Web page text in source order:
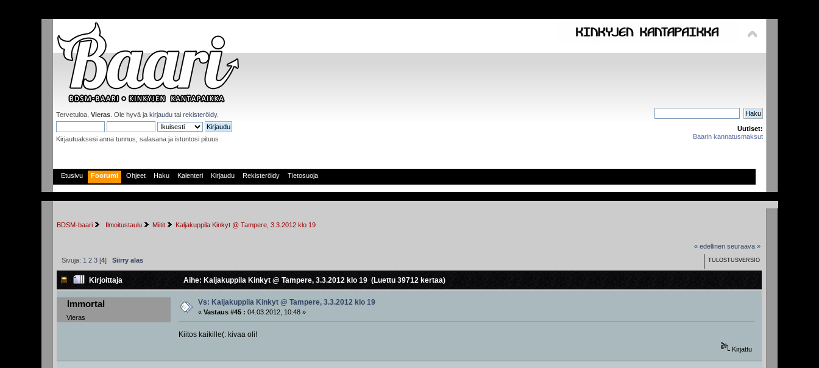
Tervetuloa,Vieras . Ole hyvä jakirjaudu tairekisteröidy.
Kirjautuaksesi anna tunnus, salasana ja istuntosi pituus
Uutiset:
Baarin kannatusmaksut
Etusivu Foorumi Ohjeet Haku Kalenteri Kirjaudu Rekisteröidy Tietosuoja
BDSM-baari Ilmoitustaulu Miitit Kaljakuppila Kinkyt @ Tampere, 3.3.2012 klo 19
« edellinen seuraava »
TULOSTUSVERSIO
Sivuja: 1 2 3 [4]Siirry alas
Kirjoittaja Aihe: Kaljakuppila Kinkyt @ Tampere, 3.3.2012 klo 19 (Luettu 39712 kertaa)
Immortal
Vieras
Vs: Kaljakuppila Kinkyt @ Tampere, 3.3.2012 klo 19
«Vastaus #45 : 04.03.2012, 10:48 »
Kiitos kaikille(: kivaa oli!
Kirjattu